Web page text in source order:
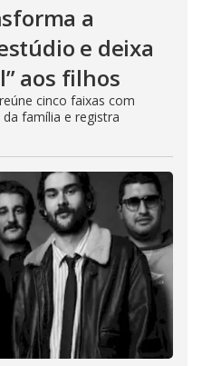
a
e deixa
aos filhos
cinco faixas com
família e registra